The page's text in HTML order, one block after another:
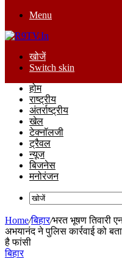
Menu
खोजें
Switch skin
होम
राष्ट्रीय
अंतर्राष्ट्रीय
खेल
टेक्नॉलजी
ट्रैवल
न्यूज
बिजनेस
मनोरंजन
Home/बिहार/भरत भूषण तिवारी
अभयानंद ने पुलिस कार्रवाई को
है फांसी
बिहार